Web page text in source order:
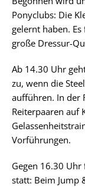
Ponyclubs: Die
gelernt haben.
große Dressur-
Ab 14.30 Uhr
zu, wenn die
aufführen. In der
Reiterpaaren auf
Vorführungen.
Gegen 16.30
statt: Beim Jump